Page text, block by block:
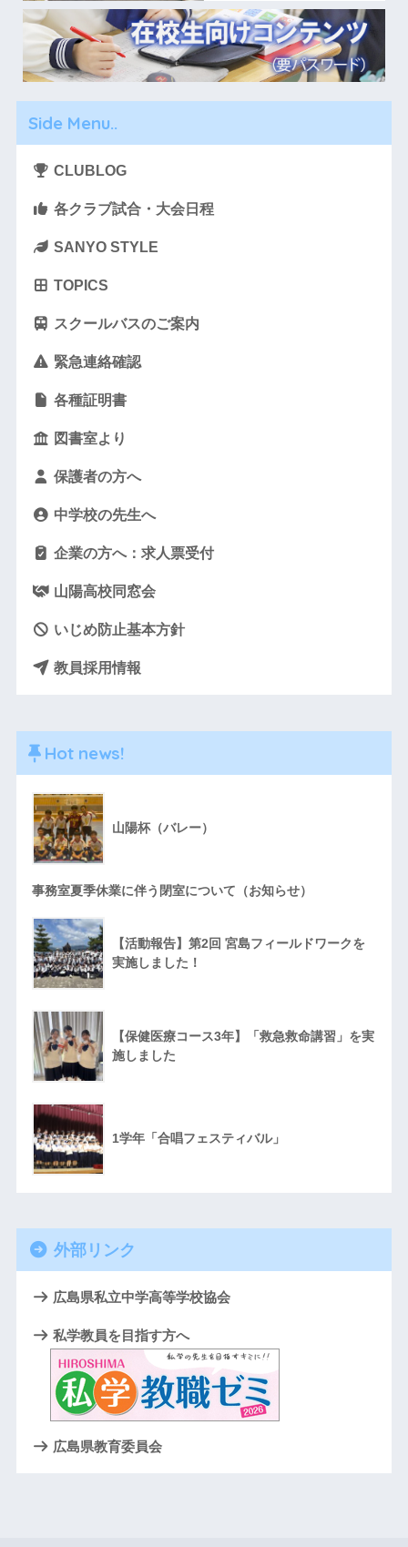
Side Menu..
CLUBLOG
各クラブ試合・大会日程
SANYO STYLE
TOPICS
スクールバスのご案内
緊急連絡確認
各種証明書
図書室より
保護者の方へ
中学校の先生へ
企業の方へ：求人票受付
山陽高校同窓会
いじめ防止基本方針
教員採用情報
Hot news!
山陽杯（バレー）
事務室夏季休業に伴う閉室について（お知らせ）
【活動報告】第2回 宮島フィールドワークを
実施しました！
【保健医療コース3年】「救急救命講習」を実
施しました
1学年「合唱フェスティバル」
外部リンク
広島県私立中学高等学校協会
私学教員を目指す方へ
広島県教育委員会